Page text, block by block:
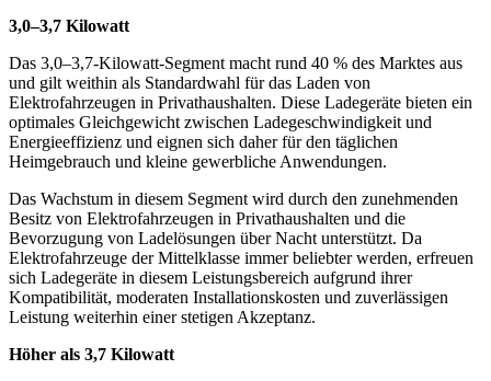
3,0–3,7 Kilowatt
Das 3,0–3,7-Kilowatt-Segment macht rund 40 % des Marktes aus
und gilt weithin als Standardwahl für das Laden von
Elektrofahrzeugen in Privathaushalten. Diese Ladegeräte bieten ein
optimales Gleichgewicht zwischen Ladegeschwindigkeit und
Energieeffizienz und eignen sich daher für den täglichen
Heimgebrauch und kleine gewerbliche Anwendungen.
Das Wachstum in diesem Segment wird durch den zunehmenden
Besitz von Elektrofahrzeugen in Privathaushalten und die
Bevorzugung von Ladelösungen über Nacht unterstützt. Da
Elektrofahrzeuge der Mittelklasse immer beliebter werden, erfreuen
sich Ladegeräte in diesem Leistungsbereich aufgrund ihrer
Kompatibilität, moderaten Installationskosten und zuverlässigen
Leistung weiterhin einer stetigen Akzeptanz.
Höher als 3,7 Kilowatt